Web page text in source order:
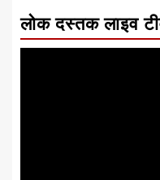
लोक दस्तक लाइव